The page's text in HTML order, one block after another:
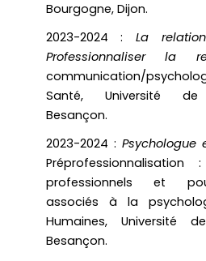
Bourgogne, Dijon.
2023-2024 : La
Professionnaliser la
communication/
Santé, Université de
Besançon.
2023-2024 : Psychologue
professionnels et
associés à la
Humaines, Université
Besançon.